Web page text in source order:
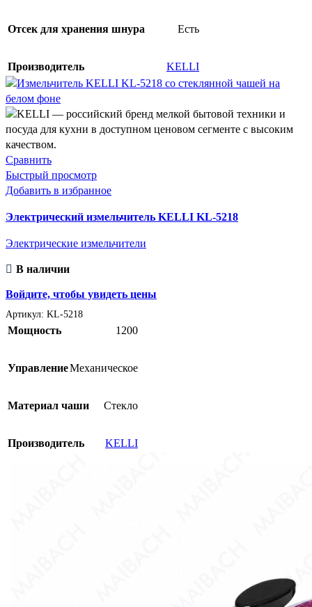
Отсек для хранения шнура Есть
Производитель KELLI
Сравнить
Быстрый просмотр
Добавить в избранное
Электрический измельчитель KELLI KL-5218
Электрические измельчители
В наличии
Войдите, чтобы увидеть цены
Артикул: KL-5218
Мощность 1200
УправлениеМеханическое
Материал чаши Стекло
Производитель KELLI